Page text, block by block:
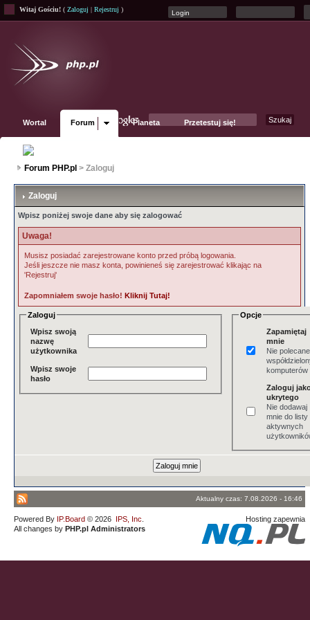
Witaj Gościu! ( Zaloguj | Rejestruj )
Wortal Forum Planeta Przetestuj się!
Forum PHP.pl > Zaloguj
Zaloguj
Wpisz poniżej swoje dane aby się zalogować
Uwaga!
Musisz posiadać zarejestrowane konto przed próbą logowania.
Jeśli jeszcze nie masz konta, powinieneś się zarejestrować klikając na
'Rejestruj'
Zapomniałem swoje hasło! Kliknij Tutaj!
Zaloguj
Wpisz swoją
nazwę
użytkownika
Wpisz swoje
hasło
Opcje
Zapamiętaj
mnie
Nie
komputerów
Zaloguj
ukrytego
Nie dodawaj
mnie do listy
aktywnych
Aktualny czas: 7.08.2026 - 16:46
Powered By IP.Board © 2026 IPS, Inc
All changes by PHP.pl Administrators
Hosting zapewnia